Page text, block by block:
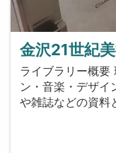
金沢21世紀
ライブラリー概要
ン・音楽・デザイ
や雑誌などの資料